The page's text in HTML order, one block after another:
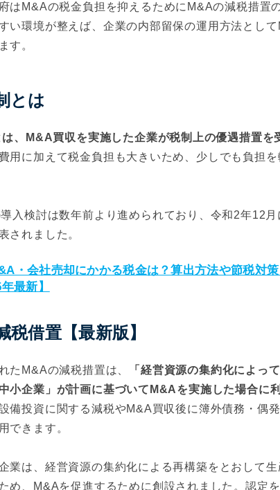
はM&Aの税金負担を抑えるためにM&Aの減税措置
い環境が整えば、企業の内部留保の運用方法とし
す。
とは
、M&A買収を実施した企業が税制上の優遇措置を
用に加えて税金負担も大きいため、少しでも負担
入検討は数年前より進められており、令和2年12
されました。
・会社売却にかかる税金は？算出方法や節税対
最新】
税借置【最新版】
たM&Aの減税措置は、
「経営資源の集約化によっ
小企業」が計画に基づいてM&Aを実施した場合に
備投資に関する減税やM&A買収後に簿外債務・偶
できます。
業は、経営資源の集約化による再構築をとおして
め、M&Aを促進するために創設されました。認定